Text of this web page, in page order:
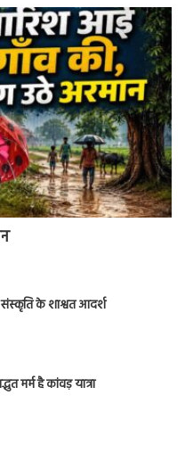
के शाश्वत आदर्श
मर्म है कांवड़ यात्रा